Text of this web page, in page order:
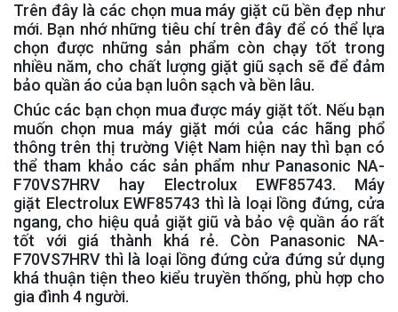
Trên đây là các chọn mua máy giặt cũ bền đẹp như
mới. Bạn nhớ những tiêu chí trên đây để có thể lựa
chọn được những sản phẩm còn chạy tốt trong
nhiều năm, cho chất lượng giặt giũ sạch sẽ để đảm
bảo quần áo của bạn luôn sạch và bền lâu.
Chúc các bạn chọn mua được máy giặt tốt. Nếu bạn
muốn chọn mua máy giặt mới của các hãng phổ
thông trên thị trường Việt Nam hiện nay thì bạn có
thể tham khảo các sản phẩm như Panasonic NA-
F70VS7HRV hay Electrolux EWF85743. Máy
giặt Electrolux EWF85743 thì là loại lồng đứng, cửa
ngang, cho hiệu quả giặt giũ và bảo vệ quần áo rất
tốt với giá thành khá rẻ. Còn Panasonic NA-
F70VS7HRV thì là loại lồng đứng cửa đứng sử dụng
khá thuận tiện theo kiểu truyền thống, phù hợp cho
gia đình 4 người.